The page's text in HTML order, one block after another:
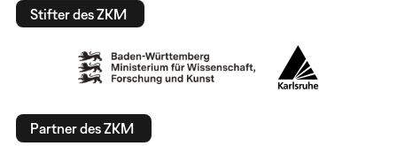
Stifter des ZKM
Partner des ZKM